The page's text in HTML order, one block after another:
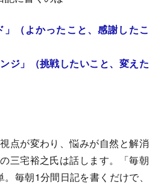
」（よかったこと、感謝したこ
ジ」（挑戦したいこと、変えた
点が変わり、悩みが自然と解消
三宅裕之氏は話します。「毎朝
毎朝1分間日記を書くだけで、